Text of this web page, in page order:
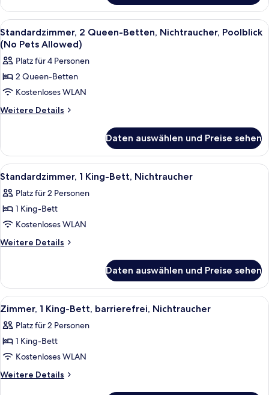
2 Queen-
Betten,
Nichtraucher
Alle
Fotos
für
Standardzimmer,
2 Queen-
Betten,
Nichtraucher,
Pets
Allowed)
anzeigen
Ein Hotelzimmer mit zwei Betten,
5
Standardzimmer, 2 Queen-Betten, Nichtraucher, Poolblick
(No Pets Allowed)
Platz für 4 Personen
2 Queen-Betten
Kostenloses WLAN
Weitere Details
Weitere
2 Queen-
Betten,
Nichtraucher,
(No
Pets
Daten auswählen und Preise sehen
Alle
Fotos
für
Standardzimmer,
1 King-
Bett,
Schreibtisch, Bügeleisen/Bügelbrett,
9
Standardzimmer, 1 King-Bett, Nichtraucher
Platz für 2 Personen
1 King-Bett
Kostenloses WLAN
Weitere Details
Weitere
1 King-
Bett,
Nichtraucher
Daten auswählen und Preise sehen
Alle
Fotos
für
Zimmer,
1 King-
Bett,
Schreibtisch, Bügeleisen/Bügelbrett,
5
Zimmer, 1 King-Bett, barrierefrei, Nichtraucher
Platz für 2 Personen
1 King-Bett
Kostenloses WLAN
Weitere Details
Weitere